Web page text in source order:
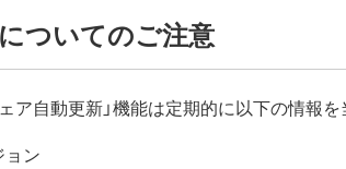
ついてのご注意
ア自動更新」機能は定期的に以下の情報
ン